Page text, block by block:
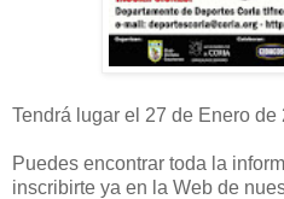
Tendrá lugar el 27 de Enero de
Puedes encontrar toda la
inscribirte ya en la Web de